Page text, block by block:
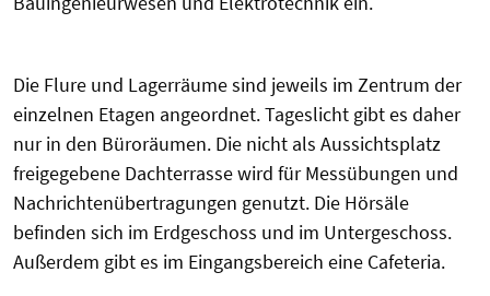
Die Flure und Lagerräume sind jeweils im Zentrum der
einzelnen Etagen angeordnet. Tageslicht gibt es daher
nur in den Büroräumen. Die nicht als Aussichtsplatz
freigegebene Dachterrasse wird für Messübungen und
Nachrichtenübertragungen genutzt. Die Hörsäle
befinden sich im Erdgeschoss und im Untergeschoss.
Außerdem gibt es im Eingangsbereich eine Cafeteria.